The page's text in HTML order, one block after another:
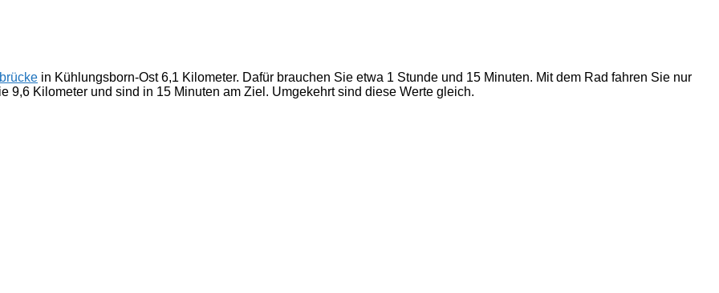
in Kühlungsborn-Ost 6,1 Kilometer. Dafür brauchen Sie etwa 1 Stunde und 15 Minuten. Mit dem Rad fahren Sie nur
9,6 Kilometer und sind in 15 Minuten am Ziel. Umgekehrt sind diese Werte gleich.